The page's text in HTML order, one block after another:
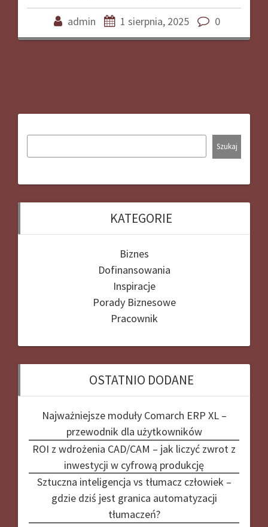
admin 1 sierpnia, 2025 0
Szukaj
KATEGORIE
Biznes
Dofinansowania
Inspiracje
Porady Biznesowe
Pracownik
OSTATNIO DODANE
Najważniejsze moduły Comarch ERP XL –
przewodnik dla użytkowników
ROI z wdrożenia CAD/CAM – jak liczyć zwrot z
inwestycji w cyfrową produkcję
Sztuczna inteligencja vs tłumacz człowiek –
gdzie dziś jest granica automatyzacji
tłumaczeń?